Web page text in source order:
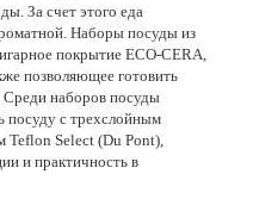
За счет этого еда
Наборы посуды из
покрытие ECO-CERA,
позволяющее готовить
наборов посуды
посуду с трехслойным
Select (Du Pont),
и практичность в